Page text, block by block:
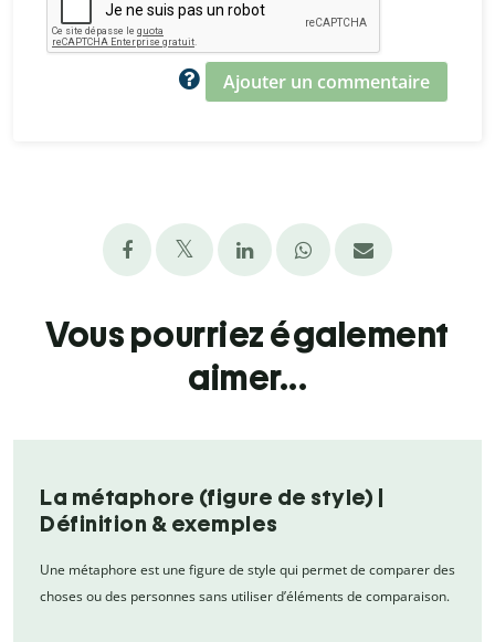
Ajouter un commentaire
Vous pourriez également
aimer...
La métaphore (figure de style) |
Définition & exemples
Une métaphore est une figure de style qui permet de comparer des
choses ou des personnes sans utiliser d’éléments de comparaison.